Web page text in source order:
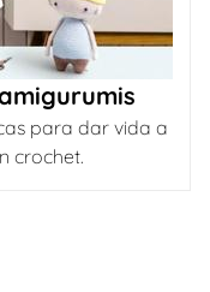
para dar vida a
crochet.